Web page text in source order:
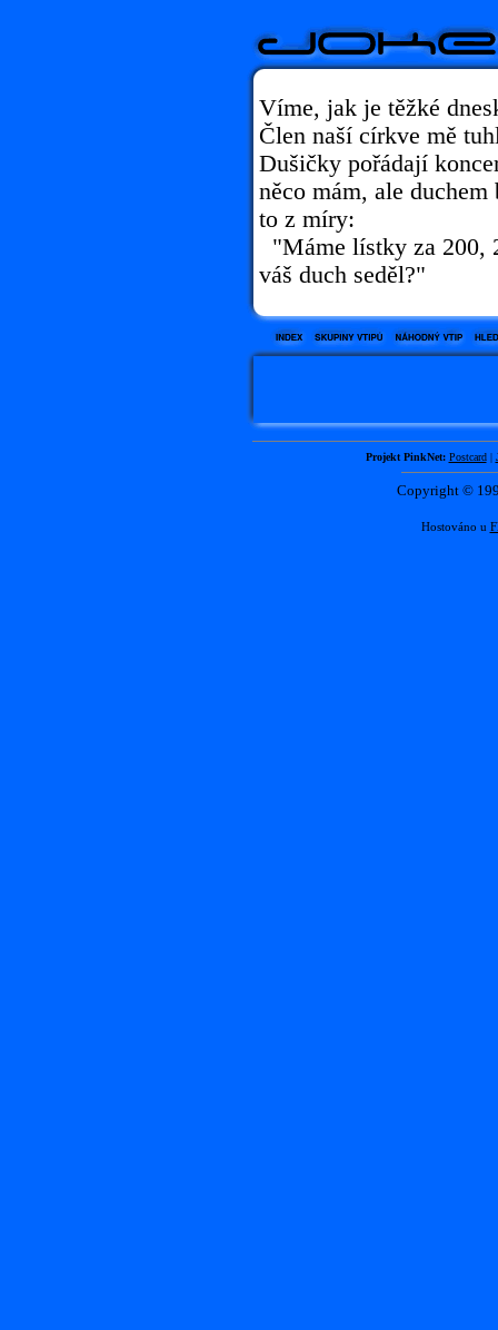
Víme, jak je těžké
Člen naší církve mě
Dušičky pořádají
něco mám, ale
to z míry:
"Máme lístky za 200,
váš duch seděl?"
Projekt PinkNet: Postcard|
Copyright ©
Hostováno u